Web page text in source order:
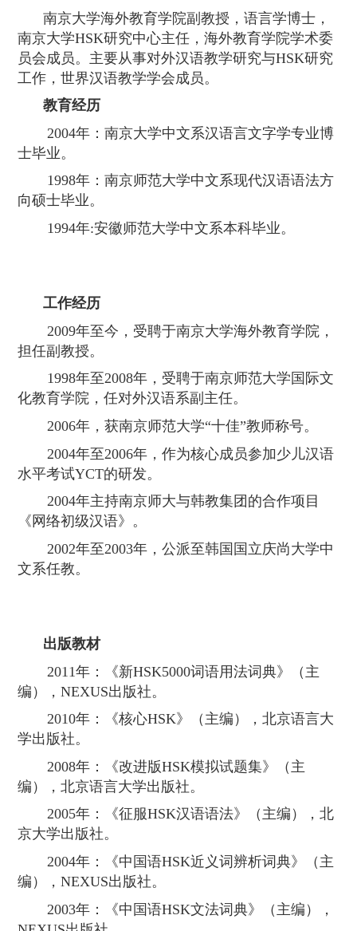
南京大学海外教育学院副教授，语言学博士，
南京大学HSK研究中心主任，海外教育学院学术委
员会成员。主要从事对外汉语教学研究与HSK研究
工作，世界汉语教学学会成员。
教育经历
2004年：南京大学中文系汉语言文字学专业博
士毕业。
1998年：南京师范大学中文系现代汉语语法方
向硕士毕业。
1994年:安徽师范大学中文系本科毕业。
工作经历
2009年至今，受聘于南京大学海外教育学院，
担任副教授。
1998年至2008年，受聘于南京师范大学国际文
化教育学院，任对外汉语系副主任。
2006年，获南京师范大学“十佳”教师称号。
2004年至2006年，作为核心成员参加少儿汉语
水平考试YCT的研发。
2004年主持南京师大与韩教集团的合作项目
《网络初级汉语》。
2002年至2003年，公派至韩国国立庆尚大学中
文系任教。
出版教材
2011年：《新HSK5000词语用法词典》（主
编）， NEXUS出版社。
2010年：《核心HSK》（主编），北京语言大
学出版社。
2008年：《改进版HSK模拟试题集》（主
编），北京语言大学出版社。
2005年：《征服HSK汉语语法》（主编），北
京大学出版社。
2004年：《中国语HSK近义词辨析词典》（主
编）， NEXUS出版社。
2003年：《中国语HSK文法词典》（主编），